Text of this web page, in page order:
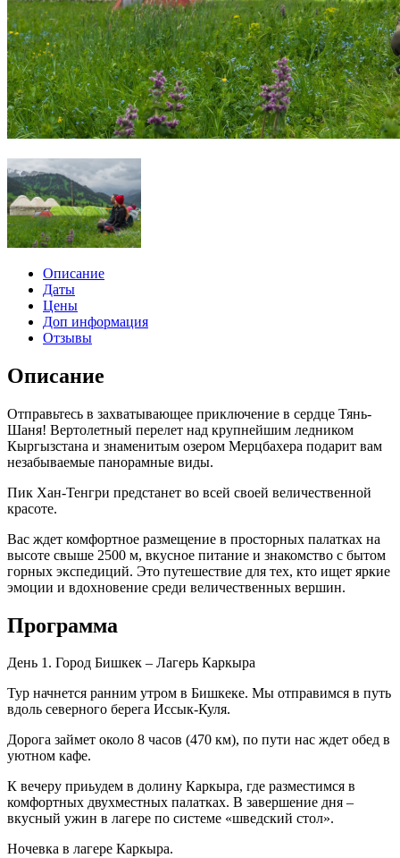
Описание
Даты
Цены
Доп информация
Отзывы
Описание
Отправьтесь в захватывающее приключение в сердце Тянь-
Шаня! Вертолетный перелет над крупнейшим ледником
Кыргызстана и знаменитым озером Мерцбахера подарит вам
незабываемые панорамные виды.
Пик Хан-Тенгри предстанет во всей своей величественной
красоте.
Вас ждет комфортное размещение в просторных палатках на
высоте свыше 2500 м, вкусное питание и знакомство с бытом
горных экспедиций. Это путешествие для тех, кто ищет яркие
эмоции и вдохновение среди величественных вершин.
Программа
День 1. Город Бишкек – Лагерь Каркыра
Тур начнется ранним утром в Бишкеке. Мы отправимся в путь
вдоль северного берега Иссык-Куля.
Дорога займет около 8 часов (470 км), по пути нас ждет обед в
уютном кафе.
К вечеру приьудем в долину Каркыра, где разместимся в
комфортных двухместных палатках. В завершение дня –
вкусный ужин в лагере по системе «шведский стол».
Ночевка в лагере Каркыра.